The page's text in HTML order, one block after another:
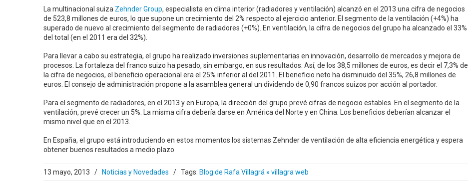
La multinacional suiza Zehnder Group, especialista en clima interior (radiadores y ventilación) alcanzó en el 2013 una cifra de negocios
de 523,8 millones de euros, lo que supone un crecimiento del 2% respecto al ejercicio anterior. El segmento de la ventilación (+4%) ha
superado de nuevo al crecimiento del segmento de radiadores (+0%). En ventilación, la cifra de negocios del grupo ha alcanzado el 33%
del total (en el 2011 era del 32%).
Para llevar a cabo su estrategia, el grupo ha realizado inversiones suplementarias en innovación, desarrollo de mercados y mejora de
procesos. La fortaleza del franco suizo ha pesado, sin embargo, en sus resultados. Así, de los 38,5 millones de euros, es decir el 7,3% de
la cifra de negocios, el beneficio operacional era el 25% inferior al del 2011. El beneficio neto ha disminuido del 35%, 26,8 millones de
euros. El consejo de administración propone a la asamblea general un dividendo de 0,90 francos suizos por acción al portador.
Para el segmento de radiadores, en el 2013 y en Europa, la dirección del grupo prevé cifras de negocio estables. En el segmento de la
ventilación, prevé crecer un 5%. La misma cifra debería darse en América del Norte y en China. Los beneficios deberían alcanzar el
mismo nivel que en el 2013.
En España, el grupo está introduciendo en estos momentos los sistemas Zehnder de ventilación de alta eficiencia energética y espera
obtener buenos resultados a medio plazo
13 mayo, 2013 / Noticias y Novedades / Tags: Blog de Rafa Villagrá » villagra web